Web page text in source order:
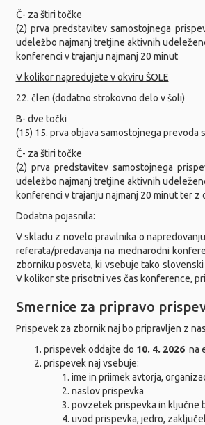
Č- za štiri točke
(2) prva predstavitev samostojnega
udeležbo najmanj tretjine aktivnih
konferenci v trajanju najmanj 20 minut
V kolikor napredujete v okviru ŠOLE
22. člen (dodatno strokovno delo v šoli)
B- dve točki
(15) 15. prva objava samostojnega
Č- za štiri točke
(2) prva predstavitev samostojnega
udeležbo najmanj tretjine aktivnih
konferenci v trajanju najmanj 20 minut ter
Dodatna pojasnila:
V skladu z novelo pravilnika o
referata/predavanja na mednarodni
zborniku posveta, ki vsebuje tako
V kolikor ste prisotni ves čas konference,
Smernice za pripravo
Prispevek za zbornik naj bo pripravljen z
prispevek oddajte do 10. 4. 2026na
prispevek naj vsebuje:
ime in priimek avtorja,
naslov prispevka
povzetek prispevka in ključne
uvod prispevka, jedro,